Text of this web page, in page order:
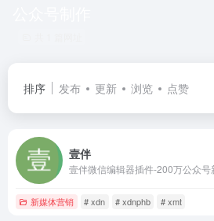
排序 发布 更新 浏览 点赞
壹伴
新媒体营销 # xdn # xdnphb # xmt